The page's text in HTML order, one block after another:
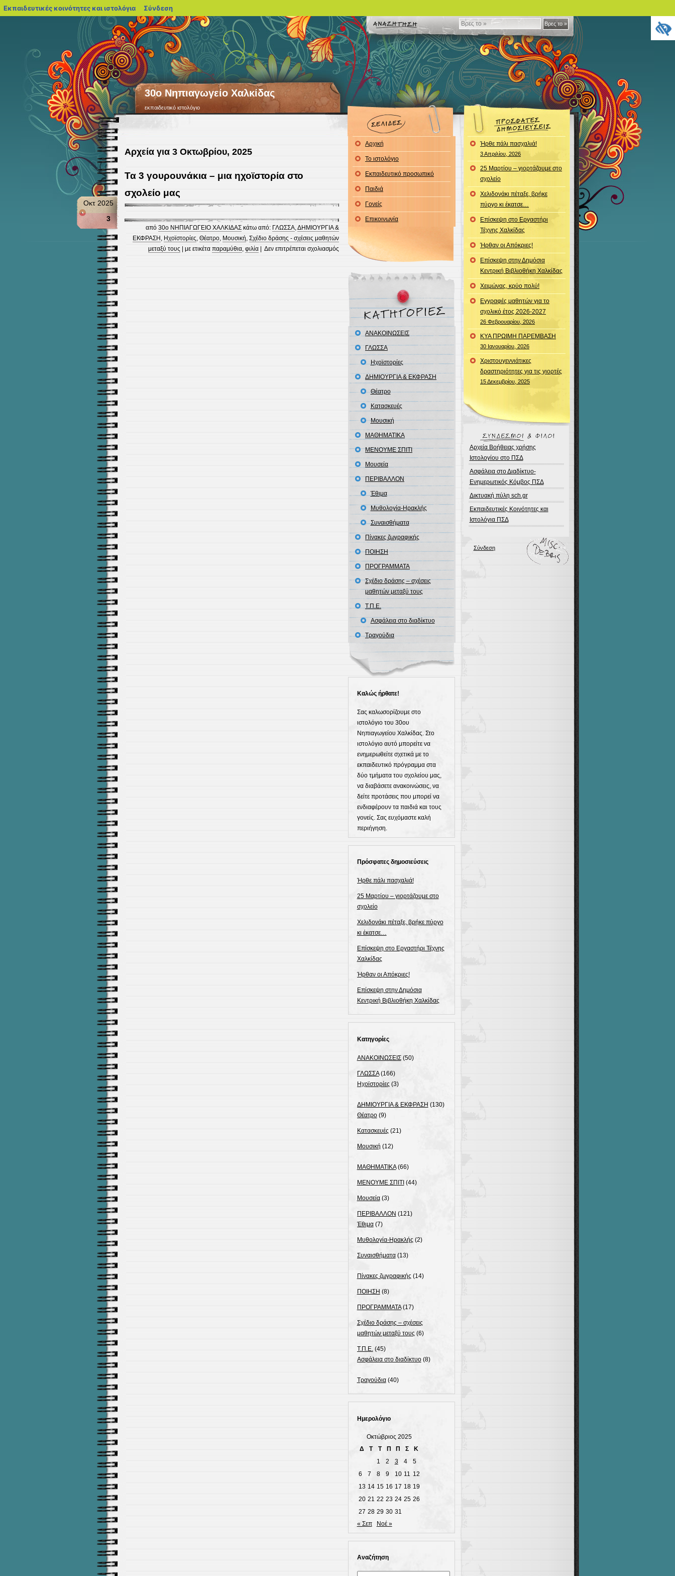
Βρες
το
»
Βρες το »
30ο Νηπιαγωγείο Χαλκίδας
εκπαιδευτικό ιστολόγιο
Αρχεία για 3 Οκτωβρίου, 2025
Τα 3 γουρουνάκια – μια ηχοϊστορία στο
σχολείο μας
Οκτ 2025
3
από 30ο ΝΗΠΙΑΓΩΓΕΙΟ ΧΑΛΚΙΔΑΣκάτω από: ΓΛΩΣΣΑ,ΔΗΜΙΟΥΡΓΙΑ &
ΕΚΦΡΑΣΗ, Ηχοϊστορίες, Θέατρο, Μουσική, Σχέδιο δράσης - σχέσεις μαθητών
μεταξύ τους | με ετικέτα παραμύθια, φιλία| Δεν επιτρέπεται σχολιασμόςστο
γουρουνάκια
ηχοϊστορία
σχολείο
Αρχική
Το ιστολόγιο
Εκπαιδευτικό προσωπικό
Παιδιά
Γονείς
Επικοινωνία
ΑΝΑΚΟΙΝΩΣΕΙΣ
ΓΛΩΣΣΑ
Ηχοϊστορίες
ΔΗΜΙΟΥΡΓΙΑ & ΕΚΦΡΑΣΗ
Θέατρο
Κατασκευές
Μουσική
ΜΑΘΗΜΑΤΙΚΑ
ΜΕΝΟΥΜΕ ΣΠΙΤΙ
Μουσεία
ΠΕΡΙΒΑΛΛΟΝ
Έθιμα
Μυθολογία-Ηρακλής
Συναισθήματα
Πίνακες ζωγραφικής
ΠΟΙΗΣΗ
ΠΡΟΓΡΑΜΜΑΤΑ
Σχέδιο δράσης – σχέσεις
μαθητών μεταξύ τους
Τ.Π.Ε.
Ασφάλεια στο διαδίκτυο
Τραγούδια
Καλώς ήρθατε!
Σας καλωσορίζουμε στο
ιστολόγιο του 30ου
Νηπιαγωγείου Χαλκίδας. Στο
ιστολόγιο αυτό μπορείτε να
ενημερωθείτε σχετικά με το
εκπαιδευτικό πρόγραμμα στα
δύο τμήματα του σχολείου μας,
να διαβάσετε ανακοινώσεις, να
δείτε προτάσεις που μπορεί να
ενδιαφέρουν τα παιδιά και τους
γονείς. Σας ευχόμαστε καλή
περιήγηση.
Πρόσφατες δημοσιεύσεις
Ήρθε πάλι πασχαλιά!
25 Μαρτίου – γιορτάζουμε στο
σχολείο
Χελιδονάκι πέταξε, βρήκε πύργο
κι έκατσε…
Επίσκεψη στο Εργαστήρι Τέχνης
Χαλκίδας
Ήρθαν οι Απόκριες!
Επίσκεψη στην Δημόσια
Κεντρική Βιβλιοθήκη Χαλκίδας
Κατηγορίες
ΑΝΑΚΟΙΝΩΣΕΙΣ(50)
ΓΛΩΣΣΑ(166)
Ηχοϊστορίες (3)
ΔΗΜΙΟΥΡΓΙΑ & ΕΚΦΡΑΣΗ (130)
Θέατρο(9)
Κατασκευές (21)
Μουσική (12)
ΜΑΘΗΜΑΤΙΚΑ(66)
ΜΕΝΟΥΜΕ ΣΠΙΤΙ(44)
Μουσεία(3)
ΠΕΡΙΒΑΛΛΟΝ (121)
Έθιμα(7)
Μυθολογία-Ηρακλής (2)
Συναισθήματα(13)
Πίνακες ζωγραφικής (14)
ΠΟΙΗΣΗ (8)
ΠΡΟΓΡΑΜΜΑΤΑ(17)
Σχέδιο δράσης – σχέσεις
μαθητών μεταξύ τους (6)
Τ.Π.Ε. (45)
Ασφάλεια στο διαδίκτυο(8)
Τραγούδια(40)
Ημερολόγιο
Οκτώβριος 2025
Δ
Τ Τ Π Π Σ
Κ
1
2 3 4
5
6
7 8 9 10 11 12
13 14 15 16 17 18 19
20 21 22 23 24 25 26
27 28 29 30 31
« Σεπ
Νοέ »
Αναζήτηση
Ήρθε πάλι πασχαλιά!
3 Απριλίου, 2026
25 Μαρτίου – γιορτάζουμε στο
σχολείο
Χελιδονάκι πέταξε, βρήκε
πύργο κι έκατσε…
Επίσκεψη στο Εργαστήρι
Τέχνης Χαλκίδας
Ήρθαν οι Απόκριες!
Επίσκεψη στην Δημόσια
Κεντρική Βιβλιοθήκη Χαλκίδας
Χειμώνας, κρύο πολύ!
Εγγραφές μαθητών για το
σχολικό έτος 2026-2027
26 Φεβρουαρίου, 2026
ΚΥΑ ΠΡΩΙΜΗ ΠΑΡΕΜΒΑΣΗ
30 Ιανουαρίου, 2026
Χριστουγεννιάτικες
δραστηριότητες για τις γιορτές
15 Δεκεμβρίου, 2025
Αρχεία Βοήθειας χρήσης
Ιστολογίου στο ΠΣΔ
Ασφάλεια στο Διαδίκτυο-
Ενημερωτικός Κόμβος ΠΣΔ
Δικτυακή πύλη sch.gr
Εκπαιδευτικές Κοινότητες και
Ιστολόγια ΠΣΔ
Σύνδεση
Εκπαιδευτικές κοινότητες και ιστολόγια blogs.sch.gr
Σύνδεση